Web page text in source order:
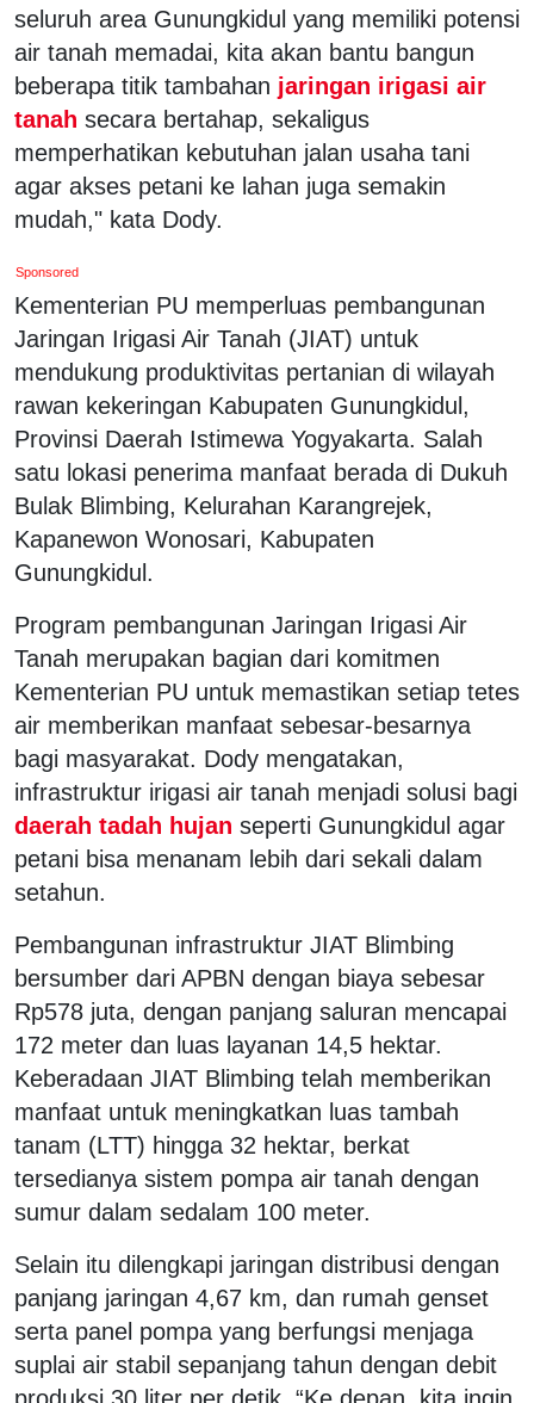
seluruh area Gunungkidul yang memiliki potensi
air tanah memadai, kita akan bantu bangun
beberapa titik tambahan jaringan irigasi air
tanah secara bertahap, sekaligus
memperhatikan kebutuhan jalan usaha tani
agar akses petani ke lahan juga semakin
mudah," kata Dody.
Sponsored
Kementerian PU memperluas pembangunan
Jaringan Irigasi Air Tanah (JIAT) untuk
mendukung produktivitas pertanian di wilayah
rawan kekeringan Kabupaten Gunungkidul,
Provinsi Daerah Istimewa Yogyakarta. Salah
satu lokasi penerima manfaat berada di Dukuh
Bulak Blimbing, Kelurahan Karangrejek,
Kapanewon Wonosari, Kabupaten
Gunungkidul.
Program pembangunan Jaringan Irigasi Air
Tanah merupakan bagian dari komitmen
Kementerian PU untuk memastikan setiap tetes
air memberikan manfaat sebesar-besarnya
bagi masyarakat. Dody mengatakan,
infrastruktur irigasi air tanah menjadi solusi bagi
daerah tadah hujan seperti Gunungkidul agar
petani bisa menanam lebih dari sekali dalam
setahun.
Pembangunan infrastruktur JIAT Blimbing
bersumber dari APBN dengan biaya sebesar
Rp578 juta, dengan panjang saluran mencapai
172 meter dan luas layanan 14,5 hektar.
Keberadaan JIAT Blimbing telah memberikan
manfaat untuk meningkatkan luas tambah
tanam (LTT) hingga 32 hektar, berkat
tersedianya sistem pompa air tanah dengan
sumur dalam sedalam 100 meter.
Selain itu dilengkapi jaringan distribusi dengan
panjang jaringan 4,67 km, dan rumah genset
serta panel pompa yang berfungsi menjaga
suplai air stabil sepanjang tahun dengan debit